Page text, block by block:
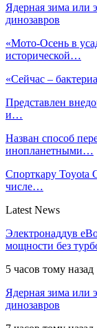
Ядерная зима или
динозавров
«Мото-Осень в
исторической…
«Сейчас –
Представлен
и…
Назван способ
инопланетными…
Спорткару Toyota
числе…
Latest News
Электронаддув
мощности без
5 часов тому назад
Ядерная зима или
динозавров